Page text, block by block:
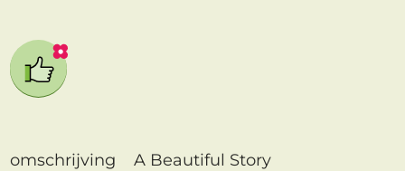
omschrijving A Beautiful Story